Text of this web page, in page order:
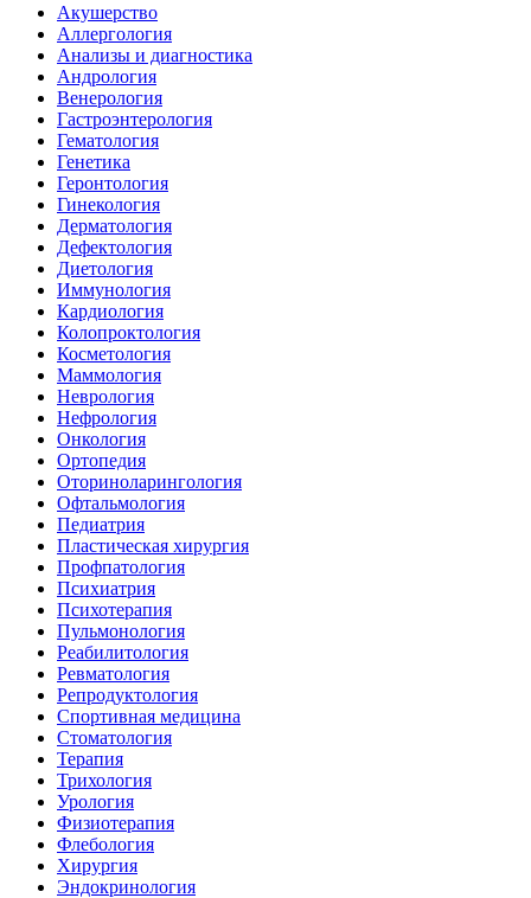
Акушерство
Аллергология
Анализы и диагностика
Андрология
Венерология
Гастроэнтерология
Гематология
Генетика
Геронтология
Гинекология
Дерматология
Дефектология
Диетология
Иммунология
Кардиология
Колопроктология
Косметология
Маммология
Неврология
Нефрология
Онкология
Ортопедия
Оториноларингология
Офтальмология
Педиатрия
Пластическая хирургия
Профпатология
Психиатрия
Психотерапия
Пульмонология
Реабилитология
Ревматология
Репродуктология
Спортивная медицина
Стоматология
Терапия
Трихология
Урология
Физиотерапия
Флебология
Хирургия
Эндокринология